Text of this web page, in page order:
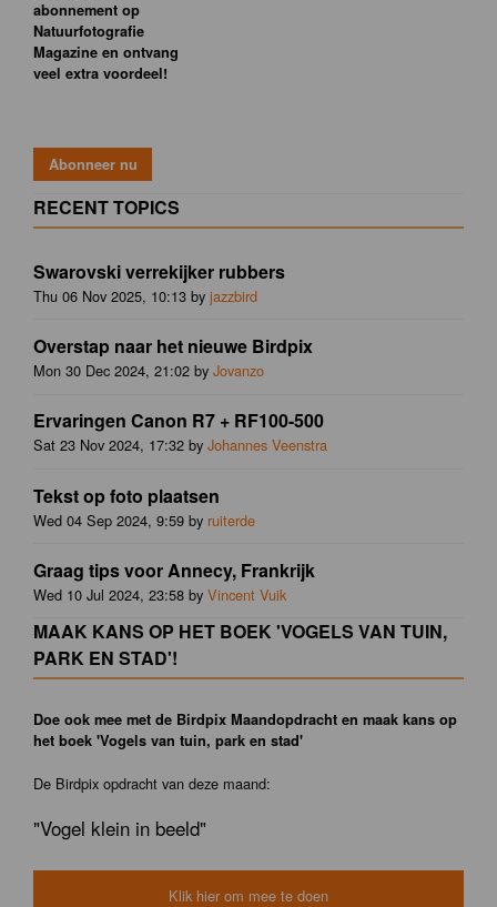
abonnement op
Natuurfotografie
Magazine en ontvang
veel extra voordeel!
RECENT TOPICS
Swarovski verrekijker rubbers
Thu 06 Nov 2025, 10:13 by jazzbird
Overstap naar het nieuwe Birdpix
Mon 30 Dec 2024, 21:02 by Jovanzo
Ervaringen Canon R7 + RF100-500
Sat 23 Nov 2024, 17:32 by Johannes Veenstra
Tekst op foto plaatsen
Wed 04 Sep 2024, 9:59 by ruiterde
Graag tips voor Annecy, Frankrijk
Wed 10 Jul 2024, 23:58 by Vincent Vuik
MAAK KANS OP HET BOEK 'VOGELS VAN TUIN,
PARK EN STAD'!
Doe ook mee met de Birdpix Maandopdracht en maak kans op
het boek 'Vogels van tuin, park en stad'
De Birdpix opdracht van deze maand:
"Vogel klein in beeld"
Klik hier om mee te doen